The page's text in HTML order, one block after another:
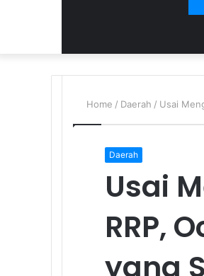
Home / Daerah / Usai
Daerah
Usai
RRP,
yang